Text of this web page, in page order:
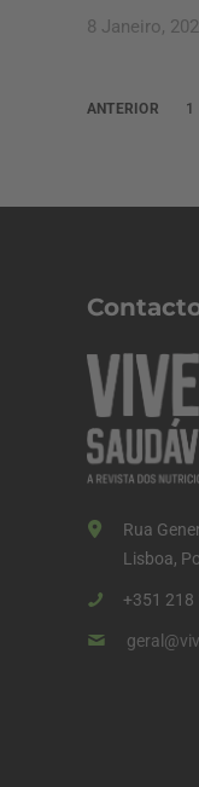
8 Janeiro,
P
a
ã
o
d
o
s
o
n
ANTERIOR 1
Rua
Lisboa,
+351 218